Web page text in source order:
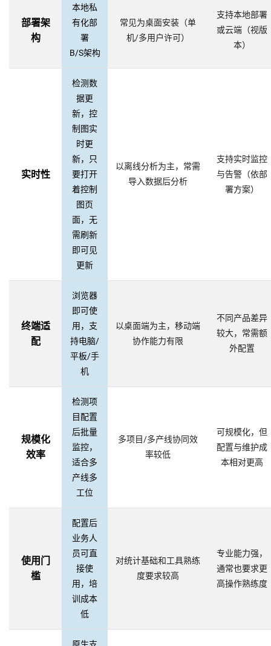
部署架
构
本地私
有化部
署
B/S架构
常见为桌面安装（单
机/多用户许可）
支持本地部署
或云端（视版
本）
实时性
检测数
据更
新，控
制图实
时更
新，只
要打开
着控制
图页
面，无
需刷新
即可见
更新
以离线分析为主，常需
导入数据后分析
支持实时监控
与告警（依部
署方案）
终端适
配
浏览器
即可使
用，支
持电脑/
平板/手
机
以桌面端为主，移动端
协作能力有限
不同产品差异
较大，常需额
外配置
规模化
效率
检测项
目配置
后批量
监控，
适合多
产线多
工位
多项目/多产线协同效
率较低
可规模化，但
配置与维护成
本相对更高
使用门
槛
配置后
业务人
员可直
接使
用，培
训成本
低
对统计基础和工具熟练
度要求较高
专业能力强，
通常也要求更
高操作熟练度